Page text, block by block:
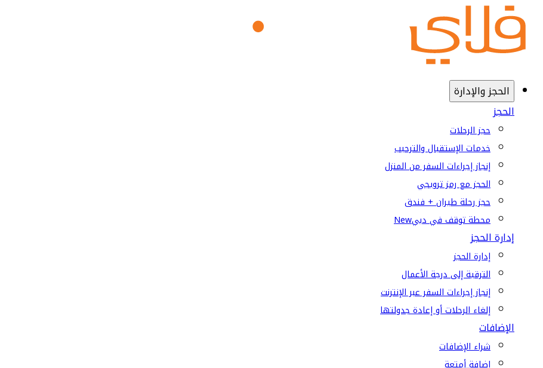
الحجز والإدارة
الحجز
حجز الرحلات
خدمات الإستقبال والترحيب
إنجاز إجراءات السفر من المنزل
الحجز مع رمز ترويجي
حجز رحلة طيران + فندق
محطة توقف في دبيNew
إدارة الحجز
إدارة الحجز
الترقية إلى درجة الأعمال
إنجاز إجراءات السفر عبر الإنترنت
إلغاء الرحلات أو إعادة جدولتها
الإضافات
شراء الإضافات
إضافة أمتعة